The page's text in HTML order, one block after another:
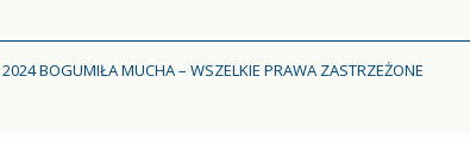
BOGUMIŁA MUCHA – WSZELKIE PRAWA ZASTRZEŻONE